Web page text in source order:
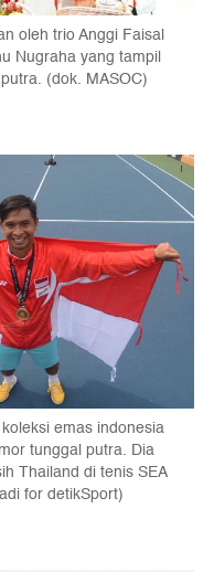
oleh trio Anggi Faisal
Nugraha yang tampil
(dok. MASOC)
emas indonesia
tunggal putra. Dia
Thailand di tenis SEA
for detikSport)